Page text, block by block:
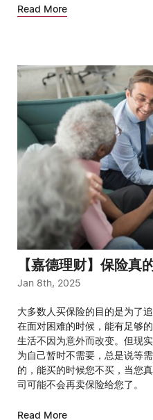
Read More
【嘉德理财】保险真
Jan 8th, 2025
大多数人买保险的目的是为了
在面对困难的时候，能有足够
生活不因为意外而改变。但现
为自己暂时不需要，总是说等
的，能买的时候您不买，当您
司可能不会再卖保险给您了。
Read More